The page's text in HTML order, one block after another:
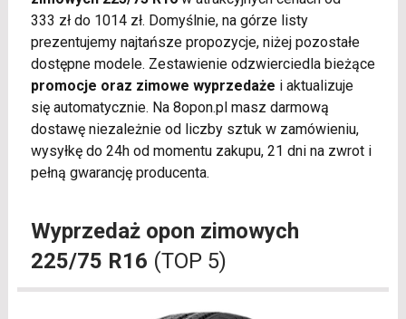
333 zł do 1014 zł. Domyślnie, na górze listy
prezentujemy najtańsze propozycje, niżej pozostałe
dostępne modele. Zestawienie odzwierciedla bieżące
promocje oraz zimowe wyprzedaże i aktualizuje
się automatycznie. Na 8opon.pl masz darmową
dostawę niezależnie od liczby sztuk w zamówieniu,
wysyłkę do 24h od momentu zakupu, 21 dni na zwrot i
pełną gwarancję producenta.
Wyprzedaż opon zimowych
225/75 R16 (TOP 5)